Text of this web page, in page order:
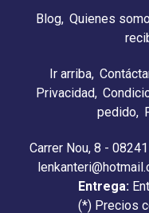
Blog Quienes
Ir arriba
Privacidad
pedido
Carrer Nou, 8 -
Entrega:
(*) Precios